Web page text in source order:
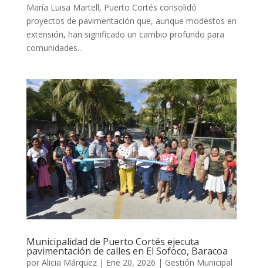
María Luisa Martell, Puerto Cortés consolidó
proyectos de pavimentación que, aunque modestos en
extensión, han significado un cambio profundo para
comunidades...
Municipalidad de Puerto Cortés ejecuta
pavimentación de calles en El Sofoco, Baracoa
por Alicia Márquez| Ene 20, 2026 | Gestión Municipal